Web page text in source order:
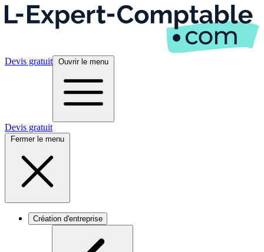
Devis gratuit Ouvrir le menu
Devis gratuit
Fermer le menu
Création d'entreprise